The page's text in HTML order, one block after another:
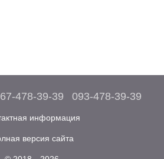
478-39-39 093-478-39-39
информация
версия сайта